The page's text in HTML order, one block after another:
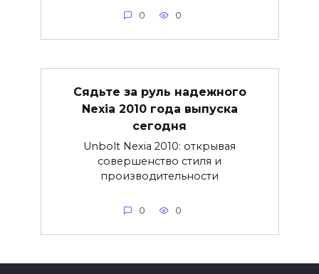
0 0
Сядьте за руль надежного
Nexia 2010 года выпуска
сегодня
Unbolt Nexia 2010: открывая
совершенство стиля и
производительности
0 0